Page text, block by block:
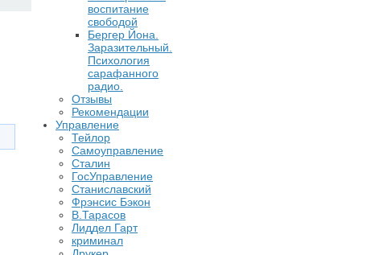
воспитание
свободой
Бергер Йона.
Заразительный.
Психология
сарафанного
радио.
Отзывы
Рекомендации
Управление
Тейлор
Самоуправление
Сталин
ГосУправление
Станиславский
Фрэнсис Бэкон
В.Тарасов
Лиддел Гарт
криминал